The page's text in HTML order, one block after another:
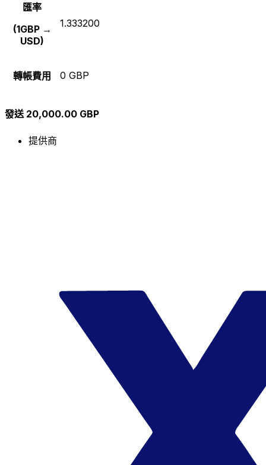
匯率
(1GBP →
USD)
1.333200
轉帳費用 0 GBP
發送 20,000.00 GBP
提供商